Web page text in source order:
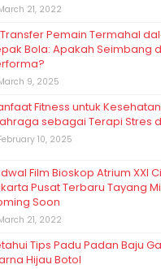
21, 2022
Transfer Pemain Termahal
Bola: Apakah Seimbang
9, 2025
Fitness untuk
sebagai Terapi Stres
10, 2025
Film Bioskop Atrium XXI
Pusat Terbaru Tayang
Soon
21, 2022
Tips Padu Padan Baju
Hijau Botol